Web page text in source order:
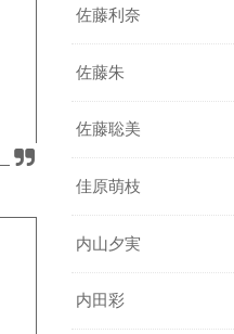
佐藤利奈
佐藤朱
佐藤聡美
佳原萌枝
内山夕実
内田彩